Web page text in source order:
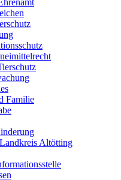
Familie
Altötting